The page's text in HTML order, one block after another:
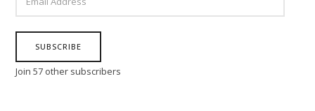
ADDRESS
SUBSCRIBE
Join 57 other subscribers